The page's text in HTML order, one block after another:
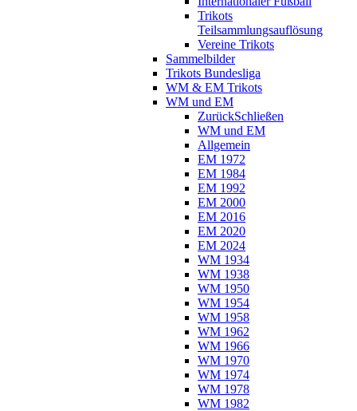
Trikots
Teilsammlungsauflösung
Vereine Trikots
Sammelbilder
Trikots Bundesliga
WM & EM Trikots
WM und EM
ZurückSchließen
WM und EM
Allgemein
EM 1972
EM 1984
EM 1992
EM 2000
EM 2016
EM 2020
EM 2024
WM 1934
WM 1938
WM 1950
WM 1954
WM 1958
WM 1962
WM 1966
WM 1970
WM 1974
WM 1978
WM 1982